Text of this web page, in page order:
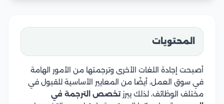
المحتويات
أصبحت إجادة اللغات الأخرى وترجمتها من الأمور الهامة
في سوق العمل، أيضًا من المعايير الأساسية للقبول في
مختلف الوظائف، لذلك يبرز تخصص الترجمة في